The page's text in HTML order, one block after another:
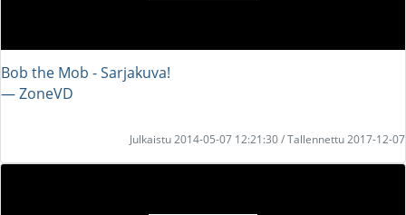
Bob the Mob - Sarjakuva!
― ZoneVD
Julkaistu 2014-05-07 12:21:30 / Tallennettu 2017-12-07